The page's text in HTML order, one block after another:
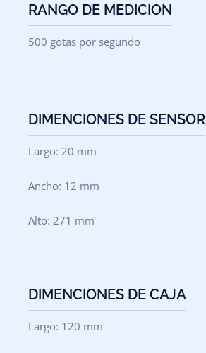
RANGO DE MEDICION
500 gotas por segundo
DIMENCIONES DE SENSOR
Largo: 20 mm
Ancho: 12 mm
Alto: 271 mm
DIMENCIONES DE CAJA
Largo: 120 mm